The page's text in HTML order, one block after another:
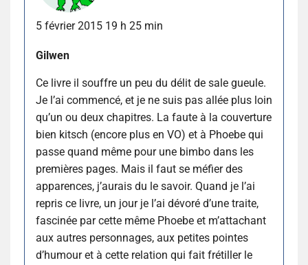
5 février 2015 19 h 25 min
Gilwen
Ce livre il souffre un peu du délit de sale gueule.
Je l’ai commencé, et je ne suis pas allée plus loin
qu’un ou deux chapitres. La faute à la couverture
bien kitsch (encore plus en VO) et à Phoebe qui
passe quand même pour une bimbo dans les
premières pages. Mais il faut se méfier des
apparences, j’aurais du le savoir. Quand je l’ai
repris ce livre, un jour je l’ai dévoré d’une traite,
fascinée par cette même Phoebe et m’attachant
aux autres personnages, aux petites pointes
d’humour et à cette relation qui fait frétiller le